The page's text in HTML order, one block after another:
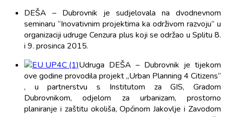
DEŠA – Dubrovnik je sudjelovala na dvodnevnom
seminaru “Inovativnim projektima ka održivom razvoju” u
organizaciji udruge Cenzura plus koji se održao u Splitu 8.
i 9. prosinca 2015.
Udruga DEŠA – Dubrovnik je tijekom
ove godine provodila projekt „Urban Planning 4 Citizens“
, u partnerstvu s Institutom za GIS, Gradom
Dubrovnikom, odjelom za urbanizam, prostorno
planiranje i zaštitu okoliša, Općinom Jakovlje i Zavodom